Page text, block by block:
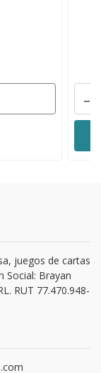
-
juegos de cartas
Social: Brayan
RUT 77.470.948-